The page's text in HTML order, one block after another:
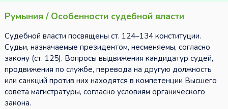
Румыния / Особенности судебной власти
Судебной власти посвящены ст. 124–134 конституции.
Судьи, назначаемые президентом, несменяемы, согласно
закону (ст. 125). Вопросы выдвижения кандидатур судей,
продвижения по службе, перевода на другую должность
или санкций против них находятся в компетенции Высшего
совета магистратуры, согласно условиям органического
закона.